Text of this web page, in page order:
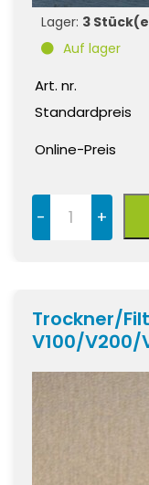
Lager: 3
Auf lager
Art. nr.
Standardpreis
Online-Preis
- +
Trockner/
V100/V200/